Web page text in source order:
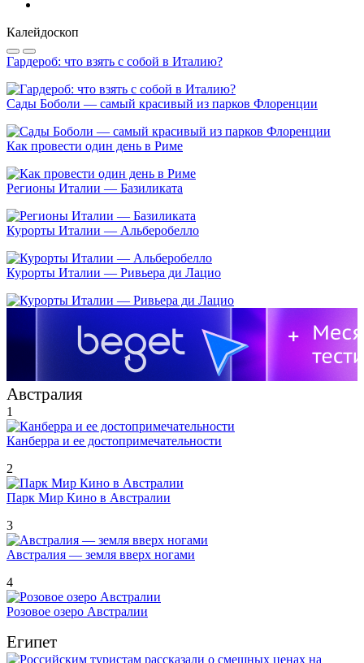
Калейдоскоп
Гардероб: что взять с собой в Италию?
Сады Боболи — самый красивый из парков Флоренции
Как провести один день в Риме
Регионы Италии — Базиликата
Курорты Италии — Альберобелло
Курорты Италии — Ривьера ди Лацио
Австралия
1
Канберра и ее достопримечательности
2
Парк Мир Кино в Австралии
3
Австралия — земля вверх ногами
4
Розовое озеро Австралии
Египет